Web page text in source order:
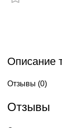
Описание
Отзывы (0)
Отзывы